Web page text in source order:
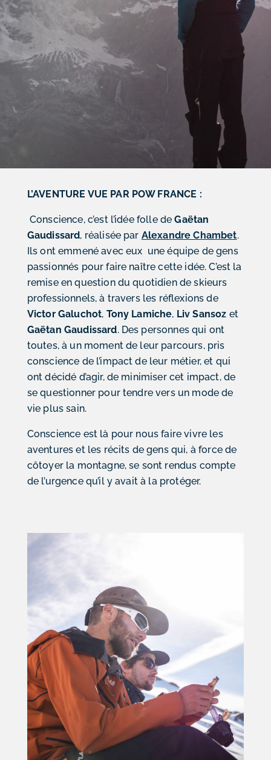
L’AVENTURE VUE PAR POW FRANCE :
Conscience, c’est l’idée folle deGaëtan
Gaudissard, réalisée par Alexandre Chambet.
Ils ont emmené avec eux une équipe de gens
passionnés pour faire naître cette idée. C’est la
remise en question du quotidien de skieurs
professionnels, à travers les réflexions de
Victor Galuchot, Tony Lamiche, Liv Sansoz et
Gaëtan Gaudissard. Des personnes qui ont
toutes, à un moment de leur parcours, pris
conscience de l’impact de leur métier, et qui
ont décidé d’agir, de minimiser cet impact, de
se questionner pour tendre vers un mode de
vie plus sain.
Conscience est là pour nous faire vivre les
aventures et les récits de gens qui, à force de
côtoyer la montagne, se sont rendus compte
de l’urgence qu’il y avait à la protéger.